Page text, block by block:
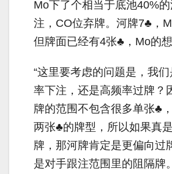
Mo下了个相当于底池40%的
注， CO位弃牌。河牌7♣，
但牌面已经有4张♣， Mo的
“这里要考虑的问题是，我
率下注，还是高频率过牌？
牌的范围不包含很多单张♣
两张♣的牌型，所以如果真
牌，那河牌肯定是更偏向过
是对手跟注范围里的阻隔牌